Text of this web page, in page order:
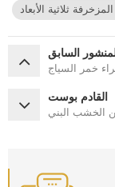
ثلاثية الأبعاد
السابق
خمر السياج
القادم بوست
الخشب البني